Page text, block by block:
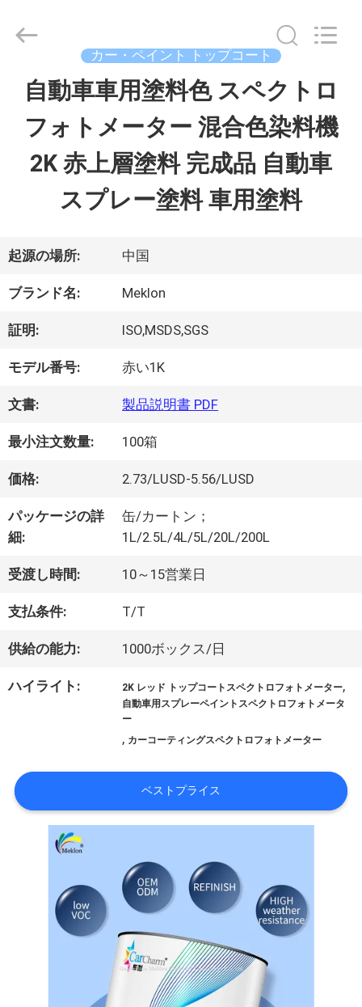
品
ビ
デ
オ
企
業
情
報
会
社
案
品
Guangzhou
Chemical
Technology
カー・ペイント トップコート
自動車車用塗料色 スペクトロ
フォトメーター 混合色染料機
2K 赤上層塗料 完成品 自動車
スプレー塗料 車用塗料
起源の場所: 中国
ブランド名: Meklon
証明: ISO,MSDS,SGS
モデル番号: 赤い1K
文書: 製品説明書 PDF
最小注文数量: 100箱
価格: 2.73/LUSD-5.56/LUSD
パッケージの詳
細:
缶/カートン；
1L/2.5L/4L/5L/20L/200L
受渡し時間: 10～15営業日
支払条件: T/T
供給の能力: 1000ボックス/日
ハイライト: 2K レッド トップコートスペクトロフォトメーター,
自動車用スプレーペイントスペクトロフォトメータ
ー
, カーコーティングスペクトロフォトメーター
ベストプライス